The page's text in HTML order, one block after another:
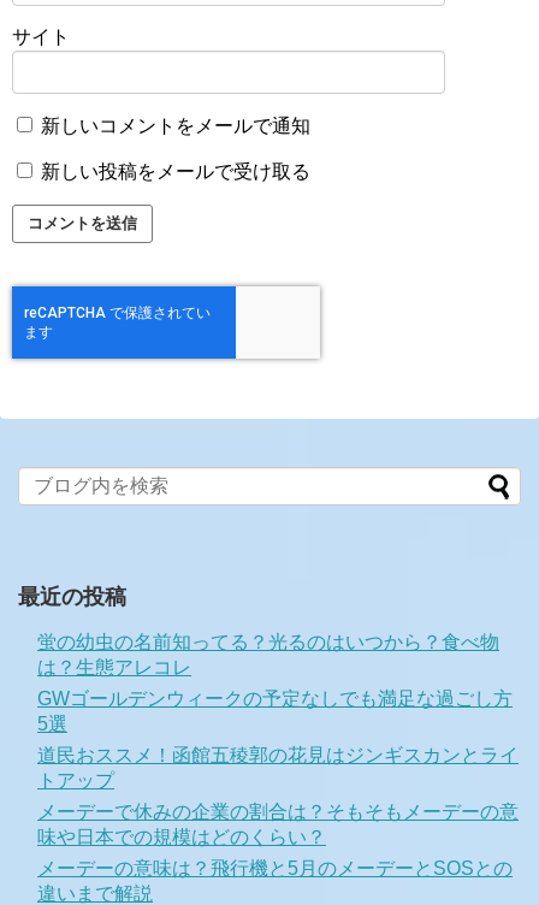
サイト
新しいコメントをメールで通知
新しい投稿をメールで受け取る
最近の投稿
蛍の幼虫の名前知ってる？光るのはいつから？食べ物
は？生態アレコレ
GWゴールデンウィークの予定なしでも満足な過ごし方
5選
道民おススメ！函館五稜郭の花見はジンギスカンとライ
トアップ
メーデーで休みの企業の割合は？そもそもメーデーの意
味や日本での規模はどのくらい？
メーデーの意味は？飛行機と5月のメーデーとSOSとの
違いまで解説